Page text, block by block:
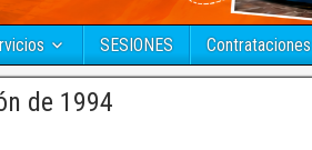
SESIONES Contrataciones
de 1994